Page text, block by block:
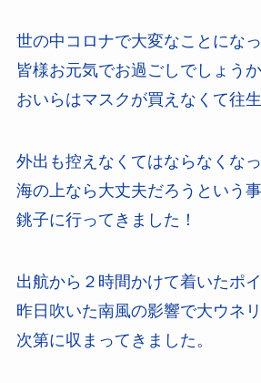
世の中コロナで大変なことにな
皆様お元気でお過ごしでしょうか
おいらはマスクが買えなくて往生
外出も控えなくてはならなくな
海の上なら大丈夫だろうという
銚子に行ってきました！
出航から２時間かけて着いたポ
昨日吹いた南風の影響で大ウネ
次第に収まってきました。